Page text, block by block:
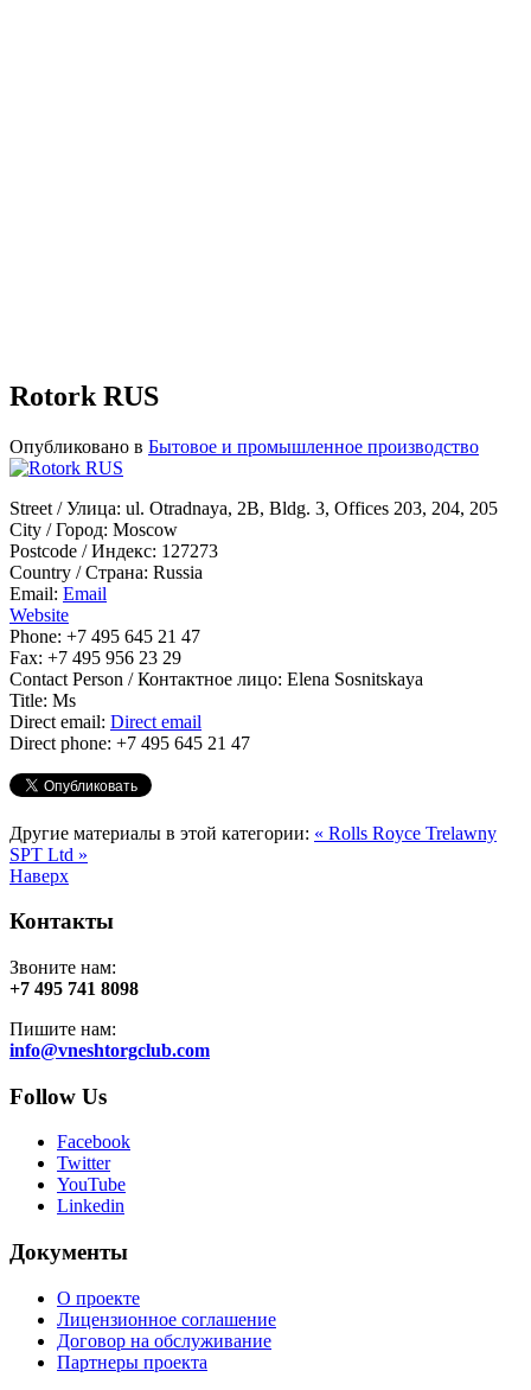
Rotork RUS
Опубликовано в Бытовое и промышленное производство
Street / Улица: ul. Otradnaya, 2B, Bldg. 3, Offices 203, 204, 205
City / Город: Moscow
Postcode / Индекс: 127273
Country / Страна: Russia
Email: Email
Website
Phone: +7 495 645 21 47
Fax: +7 495 956 23 29
Contact Person / Контактное лицо: Elena Sosnitskaya
Title: Ms
Direct email: Direct email
Direct phone: +7 495 645 21 47
Другие материалы в этой категории: « Rolls Royce Trelawny
SPT Ltd »
Наверх
Контакты
Звоните нам:
+7 495 741 8098
Пишите нам:
info@vneshtorgclub.com
Follow Us
Facebook
Twitter
YouTube
Linkedin
Документы
О проекте
Лицензионное соглашение
Договор на обслуживание
Партнеры проекта